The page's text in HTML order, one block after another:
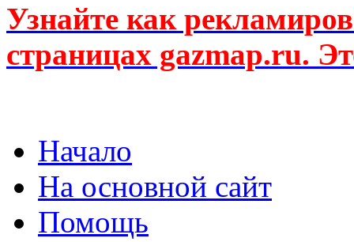
Узнайте как
страницах gazmap.ru.
Начало
На основной сайт
Помощь